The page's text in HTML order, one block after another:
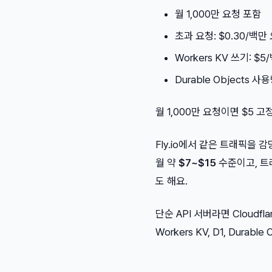
월 1,000만 요청 포함
초과 요청: $0.30/백만
Workers KV 쓰기: $5/
Durable Objects 사용
월 1,000만 요청이면 $5 고
Fly.io에서 같은 트래픽을
월 약 $7~$15 수준이고,
도 해요.
단순 API 서버라면
Workers KV, D1, Durable